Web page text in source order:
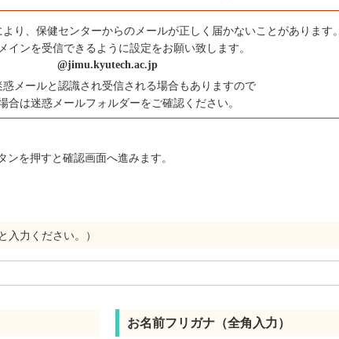
り、保健センターからのメールが正しく届かないことがあります。
インを受信できるように設定をお願い致します。
@jimu.kyutech.ac.jp
惑メールと認識され受信される場合もありますので
合は迷惑メールフォルダーをご確認ください。
を押すと確認画面へ進みます。
入力ください。）
お名前フリガナ（全角入力）